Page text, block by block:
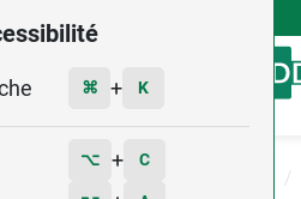
⌘ + K
⌥ + C